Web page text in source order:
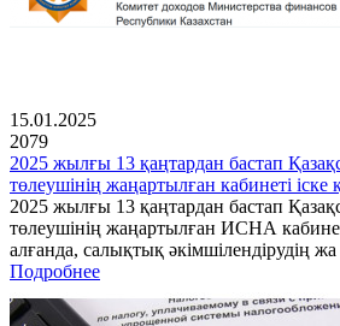
15.01.2025
2079
2025 жылғы 13 қаңтардан бастап
төлеушінің жаңартылған кабинеті іске
2025 жылғы 13 қаңтардан бастап
төлеушінің жаңартылған ИСНА
алғанда, салықтық әкімшілендірудің жа
Подробнее